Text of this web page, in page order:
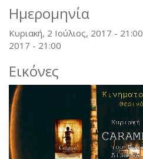
Ημερομηνία
Κυριακή, 2 Ιούλιος, 2017 - 21:00
2017 - 21:00
Εικόνες